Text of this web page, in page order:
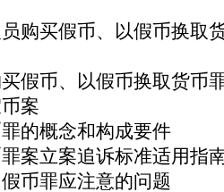
购买假币、以假币换取
假币、以假币换取货币
案
的概念和构成要件
案立案追诉标准适用指
币罪应注意的问题